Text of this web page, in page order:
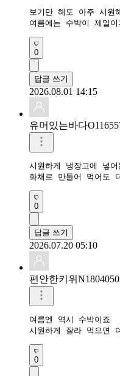
보기만 해도 아주 시원
여름에는 수박이 제일이
0
답글 쓰기
2026.08.01 14:15
유머있는바다
시원하게 냉장고에 넣
화채로 만들어 먹어도
0
답글 쓰기
2026.07.20 05:10
편안한키위N1804050
여름엔 역시 수박이죠
시원하게 잘라 먹으면
0